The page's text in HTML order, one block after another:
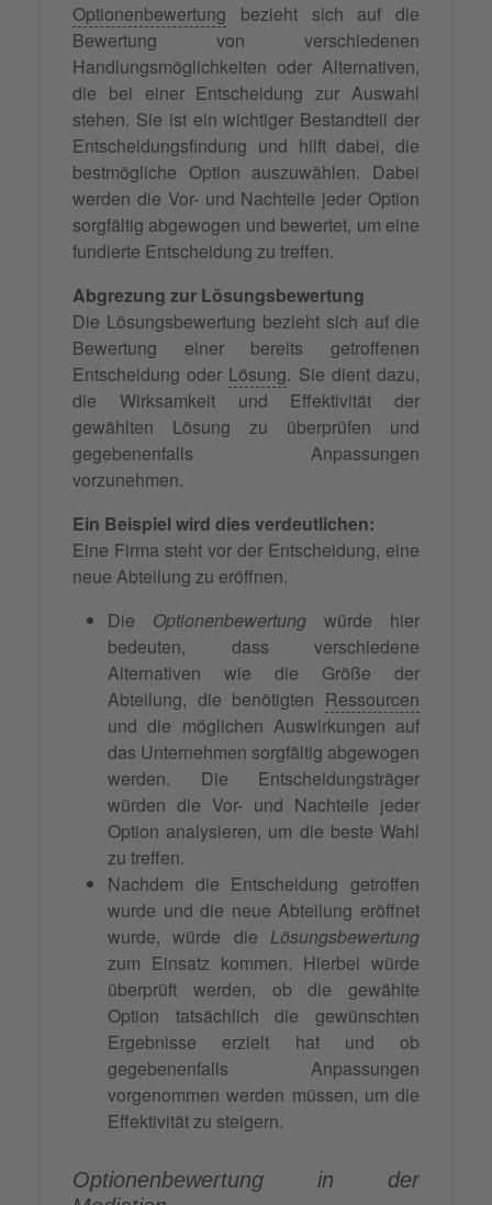
Optionenbewertung bezieht sich auf die
Bewertung von verschiedenen
Handlungsmöglichkeiten oder Alternativen,
die bei einer Entscheidung zur Auswahl
stehen. Sie ist ein wichtiger Bestandteil der
Entscheidungsfindung und hilft dabei, die
bestmögliche Option auszuwählen. Dabei
werden die Vor- und Nachteile jeder Option
sorgfältig abgewogen und bewertet, um eine
fundierte Entscheidung zu treffen.
Abgrezung zur Lösungsbewertung
Die Lösungsbewertung bezieht sich auf die
Bewertung einer bereits getroffenen
Entscheidung oder Lösung. Sie dient dazu,
die Wirksamkeit und Effektivität der
gewählten Lösung zu überprüfen und
gegebenenfalls Anpassungen
vorzunehmen.
Ein Beispiel wird dies verdeutlichen:
Eine Firma steht vor der Entscheidung, eine
neue Abteilung zu eröffnen.
Die Optionenbewertung würde hier
bedeuten, dass verschiedene
Alternativen wie die Größe der
Abteilung, die benötigten Ressourcen
und die möglichen Auswirkungen auf
das Unternehmen sorgfältig abgewogen
werden. Die Entscheidungsträger
würden die Vor- und Nachteile jeder
Option analysieren, um die beste Wahl
zu treffen.
Nachdem die Entscheidung getroffen
wurde und die neue Abteilung eröffnet
wurde, würde die Lösungsbewertung
zum Einsatz kommen. Hierbei würde
überprüft werden, ob die gewählte
Option tatsächlich die gewünschten
Ergebnisse erzielt hat und ob
gegebenenfalls Anpassungen
vorgenommen werden müssen, um die
Effektivität zu steigern.
Optionenbewertung in der